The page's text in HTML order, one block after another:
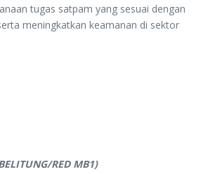
tugas satpam yang sesuai dengan
meningkatkan keamanan di sektor
RED MB1)